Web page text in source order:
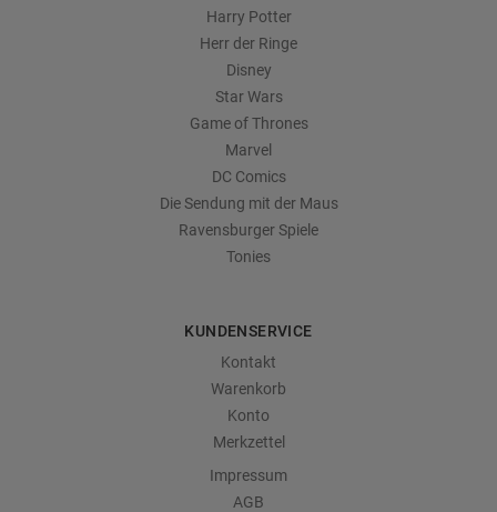
Harry Potter
Herr der Ringe
Disney
Star Wars
Game of Thrones
Marvel
DC Comics
Die Sendung mit der Maus
Ravensburger Spiele
Tonies
KUNDENSERVICE
Kontakt
Warenkorb
Konto
Merkzettel
Impressum
AGB